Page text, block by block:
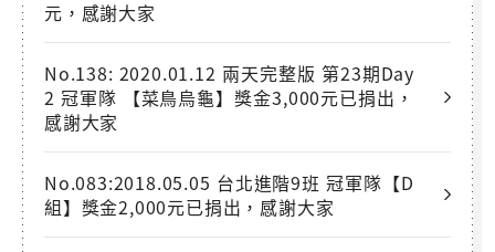
元，感謝大家
No.138: 2020.01.12 兩天完整版 第23期Day
2 冠軍隊 【菜鳥烏龜】獎金3,000元已捐出，
感謝大家
No.083:2018.05.05 台北進階9班 冠軍隊【D
組】獎金2,000元已捐出，感謝大家